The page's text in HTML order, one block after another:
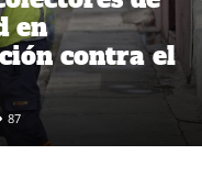
en
contra el
87